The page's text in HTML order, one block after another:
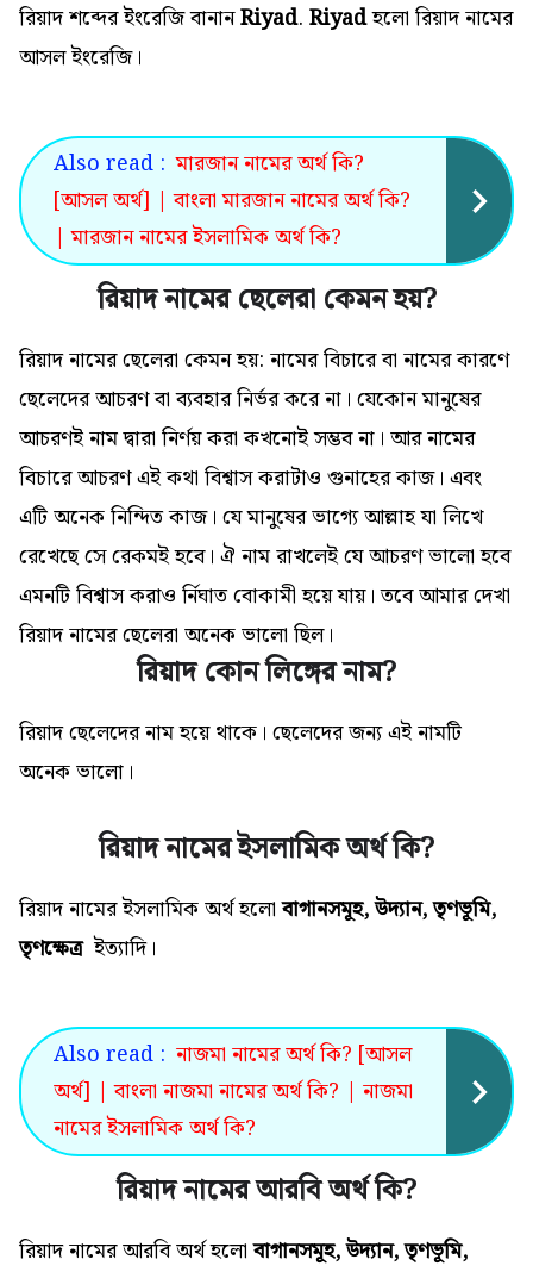
রিয়াদ শব্দের ইংরেজি বানানRiyad. Riyadহলো রিয়াদ নামের
আসল ইংরেজি।
Also read : মারজান নামের অর্থ কি?
[আসল অর্থ] | বাংলা মারজান নামের অর্থ কি?
| মারজান নামের ইসলামিক অর্থ কি?
রিয়াদ নামের ছেলেরা কেমন হয়?
রিয়াদ নামের ছেলেরা কেমন হয়: নামের বিচারে বা নামের কারণে
ছেলেদের আচরণ বা ব্যবহার নির্ভর করে না। যেকোন মানুষের
আচরণই নাম দ্বারা নির্ণয় করা কখনোই সম্ভব না। আর নামের
বিচারে আচরণ এই কথা বিশ্বাস করাটাও গুনাহের কাজ। এবং
এটি অনেক নিন্দিত কাজ। যে মানুষের ভাগ্যে আল্লাহ যা লিখে
রেখেছে সে রেকমই হবে। ঐ নাম রাখলেই যে আচরণ ভালো হবে
এমনটি বিশ্বাস করাও র্নিঘাত বোকামী হয়ে যায়। তবে আমার দেখা
রিয়াদ নামের ছেলেরা অনেক ভালো ছিল।
রিয়াদ কোন লিঙ্গের নাম?
রিয়াদ ছেলেদের নাম হয়ে থাকে। ছেলেদের জন্য এই নামটি
অনেক ভালো ।
রিয়াদ নামের ইসলামিক অর্থ কি?
রিয়াদ নামের ইসলামিক অর্থহলোবাগানসমূহ, উদ্যান, তৃণভূমি,
তৃণক্ষেত্র ইত্যাদি।
Also read : নাজমা নামের অর্থ কি? [আসল
অর্থ] | বাংলা নাজমা নামের অর্থ কি? | নাজমা
নামের ইসলামিক অর্থ কি?
রিয়াদ নামের আরবি অর্থ কি?
রিয়াদ নামের আরবি অর্থ হলোবাগানসমূহ, উদ্যান, তৃণভূমি,